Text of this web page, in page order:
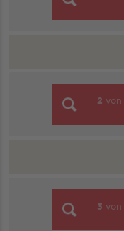
2 von
3 von